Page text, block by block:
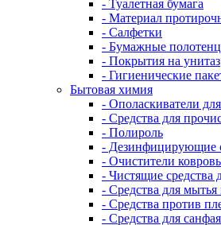
- Туалетная бумага
- Материал
- Салфетки
- Бумажные
- Покрытия на унитаз
- Гигиенические
Бытовая химия
- Ополаскиватели
- Средства для
- Полироль
- Дезинфицирующие
- Очистители
- Чистящие средства
- Средства для мытья
- Средства против
- Средства для